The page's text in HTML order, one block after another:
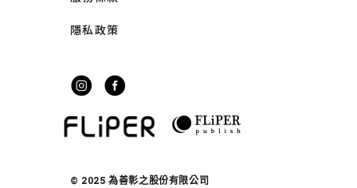
隱私政策
© 2025 為善彰之股份有限公司